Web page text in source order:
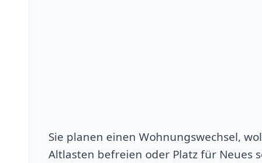
Sie planen einen Wohnungswechsel,
Altlasten befreien oder Platz für Neues